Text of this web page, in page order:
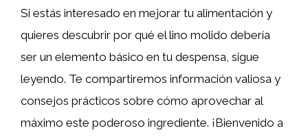
Si estás interesado en mejorar tu alimentación y
quieres descubrir por qué el lino molido debería
ser un elemento básico en tu despensa, sigue
leyendo. Te compartiremos información valiosa y
consejos prácticos sobre cómo aprovechar al
máximo este poderoso ingrediente. ¡Bienvenido a